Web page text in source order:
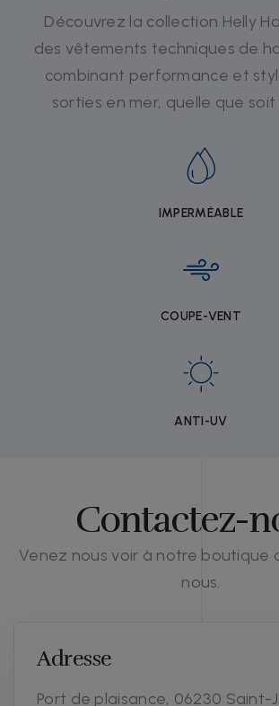
Découvrez la collection Helly
des vêtements techniques de
combinant performance et
sorties en mer, quelle que
IMPERMÉABLE
COUPE-VENT
ANTI-UV
Contactez-
Venez nous voir à notre
nous.
Adresse
Port de plaisance, 06230